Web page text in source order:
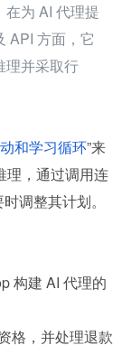
为 AI 代理提
API 方面，它
理并采取行
和学习循环”来
理，通过调用连
调整其计划。
构建 AI 代理的
格，并处理退款